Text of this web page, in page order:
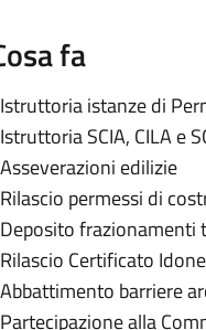
fa
istanze di
SCIA, CILA e
edilizie
permessi di
frazionamenti
Certificato
barriere
alla